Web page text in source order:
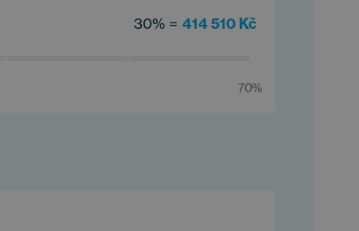
30% = 414 510 Kč
70%